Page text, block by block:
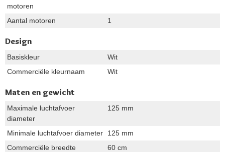
motoren
Aantal motoren 1
Design
Basiskleur
Wit
Commerciële kleurnaam
Wit
Maten en gewicht
Maximale luchtafvoer
diameter
125 mm
Minimale luchtafvoer diameter
125 mm
Commerciële breedte
60 cm